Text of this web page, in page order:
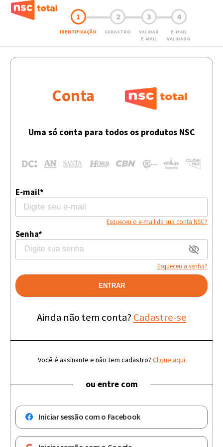
1
IDENTIFICAÇÃO
2
CADASTRO
3
VALIDAR
E-MAIL
4
E-MAIL
VALIDADO
Conta
Uma só conta para todos os produtos NSC
E-mail*
Esqueceu o e-mail da sua conta NSC?
Senha*
Esqueceu a senha?
ENTRAR
Ainda não tem conta? Cadastre-se
Você é assinante e não tem cadastro? Clique aqui
ou entre com
Iniciar sessão com o Facebook